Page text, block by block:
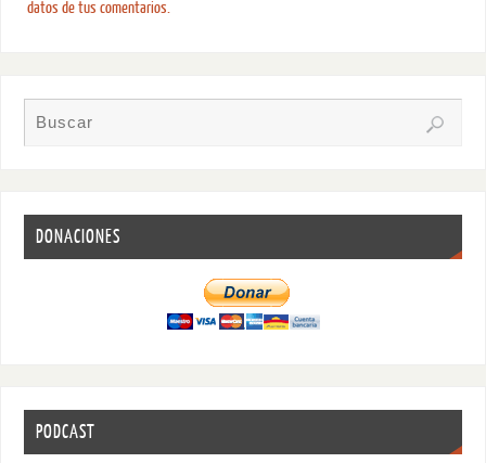
datos de tus comentarios.
DONACIONES
PODCAST